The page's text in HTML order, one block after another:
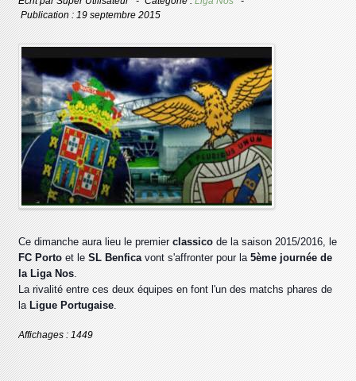
Publication : 19 septembre 2015
Ce dimanche aura lieu le premierclassico de la saison 2015/2016, le
FC Portoet leSL Benficavont s'affronter pour la5ème journée de
la Liga Nos.
La rivalité entre ces deux équipes en font l'un des matchs phares de
laLigue Portugaise.
Affichages : 1449